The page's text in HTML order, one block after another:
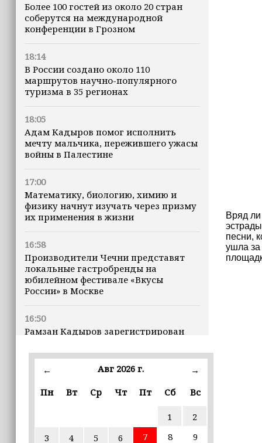
Более 100 гостей из около 20 стран
соберутся на международной
конференции в Грозном
18:14
В России создано около 110
маршрутов научно-популярного
туризма в 35 регионах
18:05
Адам Кадыров помог исполнить
мечту мальчика, пережившего ужасы
войны в Палестине
17:00
Математику, биологию, химию и
физику начнут изучать через призму
их применения в жизни
16:58
Производители Чечни представят
локальные гастробренды на
юбилейном фестивале «Вкусы
России» в Москве
16:50
Рамзан Кадыров зарегистрирован
16:47
землетрясения, рассказала
16:12
← Авг 2026 г.
→
Пн
Вт Ср Чт Пт Сб Вс
1
2
3
4 5 6 7 8
9
Вряд
песни,
ушла за